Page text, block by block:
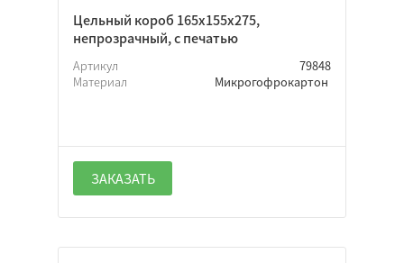
Цельный короб 165х155х275,
непрозрачный, с печатью
Артикул
79848
Материал
Микрогофрокартон
ЗАКАЗАТЬ